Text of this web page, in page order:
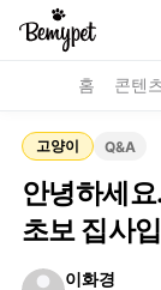
홈 콘텐
고양이 Q&A
안녕하세
초보 집사
이화경